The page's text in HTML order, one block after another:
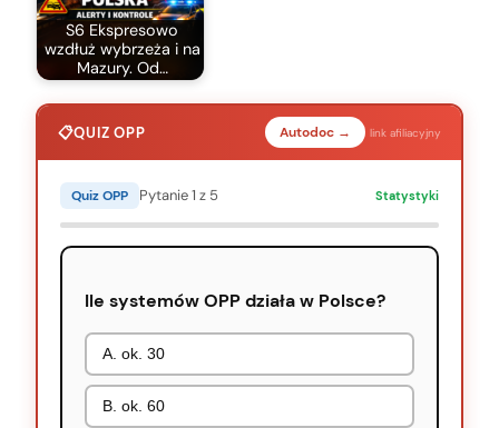
S6 Ekspresowo
wzdłuż wybrzeża i na
Mazury. Od…
QUIZ OPP Autodoc → link afiliacyjny
Quiz OPP Pytanie 1 z 5 Statystyki
Ile systemów OPP działa w Polsce?
A. ok. 30
B. ok. 60